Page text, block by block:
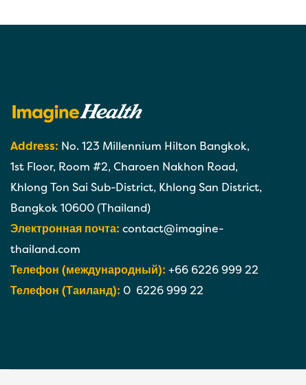
Address: No. 123 Millennium Hilton Bangkok,
1st Floor, Room #2, Charoen Nakhon Road,
Khlong Ton Sai Sub-District, Khlong San District,
Bangkok 10600 (Thailand)
Электронная почта: contact@imagine-
thailand.com
Телефон (международный): +66 6226 999 22
Телефон (Таиланд): 0 6226 999 22